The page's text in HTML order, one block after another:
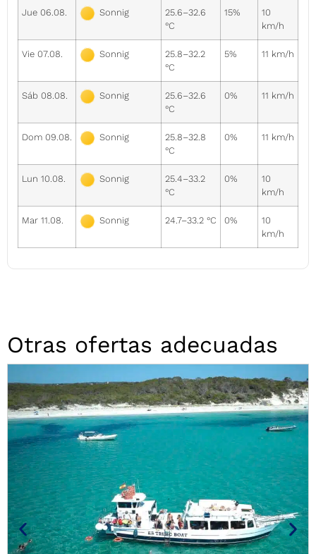
Jue 06.08. Sonnig
25.6–32.6
°C
15%
10
km/h
Vie 07.08. Sonnig
25.8–32.2
°C
5% 11 km/h
Sáb 08.08. Sonnig
25.6–32.6
°C
0% 11 km/h
Dom 09.08. Sonnig
25.8–32.8
°C
0% 11 km/h
Lun 10.08. Sonnig
25.4–33.2
°C
0%
10
km/h
Mar 11.08. Sonnig 24.7–33.2 °C 0%
10
km/h
Otras ofertas adecuadas